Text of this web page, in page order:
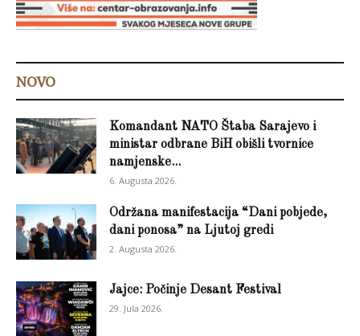
NOVO
Komandant NATO Štaba Sarajevo i
ministar odbrane BiH obišli tvornice
namjenske...
6. Augusta 2026.
Održana manifestacija “Dani pobjede,
dani ponosa” na Ljutoj gredi
2. Augusta 2026.
Jajce: Počinje Desant Festival
29. Jula 2026.